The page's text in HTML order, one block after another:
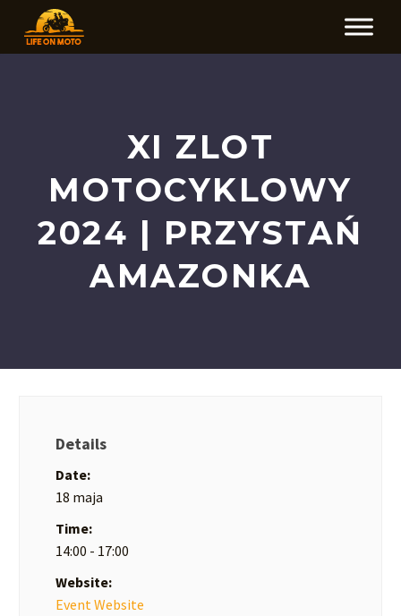
XI ZLOT
MOTOCYKLOWY
2024 | PRZYSTAŃ
AMAZONKA
Details
Date:
18 maja
Time:
14:00 - 17:00
Website:
Event Website